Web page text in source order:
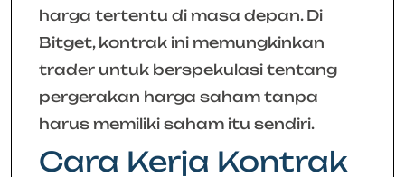
harga tertentu di masa depan. Di
Bitget, kontrak ini memungkinkan
trader untuk berspekulasi tentang
pergerakan harga saham tanpa
harus memiliki saham itu sendiri.
Cara Kerja Kontrak